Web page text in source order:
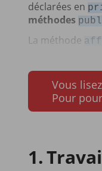
déclarées en
méthodes
La méthode
Vous
Pour